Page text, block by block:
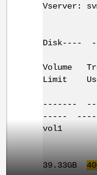
Vserver:
Disk----
Limit
-------
-----
vol1
39.33GB